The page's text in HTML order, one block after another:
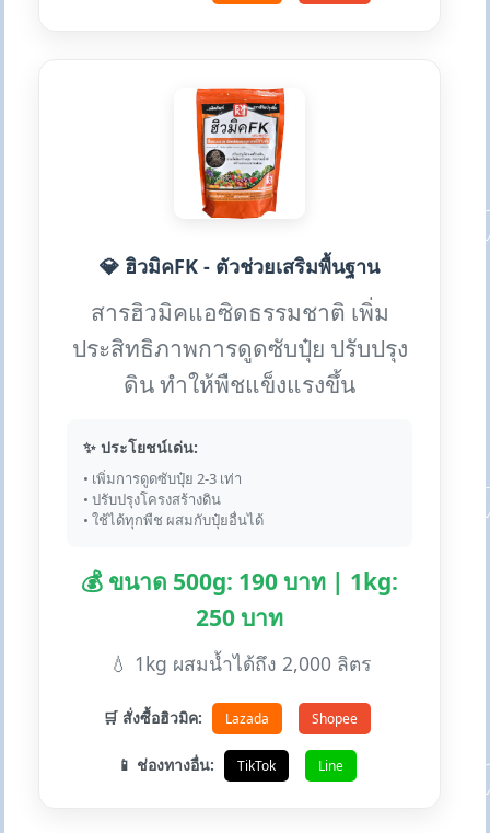
💎 ฮิวมิคFK - ตัวช่วยเสริมพื้นฐาน
สารฮิวมิคแอซิดธรรมชาติ เพิ่ม
ประสิทธิภาพการดูดซับปุ๋ย ปรับปรุง
ดิน ทำให้พืชแข็งแรงขึ้น
✨ ประโยชน์เด่น:
• เพิ่มการดูดซับปุ๋ย 2-3 เท่า
• ปรับปรุงโครงสร้างดิน
• ใช้ได้ทุกพืช ผสมกับปุ๋ยอื่นได้
💰 ขนาด 500g: 190 บาท | 1kg:
250 บาท
💧 1kg ผสมน้ำได้ถึง 2,000 ลิตร
🛒 สั่งซื้อฮิวมิค: Lazada Shopee
📱 ช่องทางอื่น: TikTok Line